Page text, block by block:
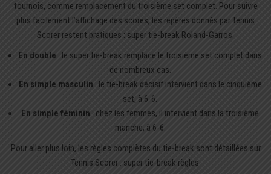
tournois, comme remplacement du troisième set complet. Pour suivre
plus facilement l’affichage des scores, les repères donnés par Tennis
Scorer restent pratiques : super tie-break Roland-Garros.
En double : le super tie-break remplace le troisième set complet dans
de nombreux cas.
En simple masculin : le tie-break décisif intervient dans le cinquième
set, à 6-6.
En simple féminin : chez les femmes, il intervient dans la troisième
manche, à 6-6.
Pour aller plus loin, les règles complètes du tie-break sont détaillées sur
Tennis Scorer : super tie-break règles.